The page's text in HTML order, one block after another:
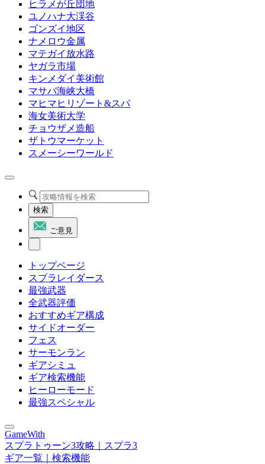
ヒラメが丘団地
ユノハナ大渓谷
ゴンズイ地区
ナメロウ金属
マテガイ放水路
ヤガラ市場
キンメダイ美術館
マサバ海峡大橋
マヒマヒリゾート&スパ
海女美術大学
チョウザメ造船
ザトウマーケット
スメーシーワールド
検索
ご意見
トップページ
スプラレイダース
最強武器
全武器評価
おすすめギア構成
サイドオーダー
フェス
サーモンラン
ギアシミュ
ギア検索機能
ヒーローモード
最強スペシャル
GameWith
スプラトゥーン3攻略｜スプラ3
ギア一覧｜検索機能